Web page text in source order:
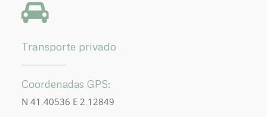
Transporte privado
Coordenadas GPS:
N 41.40536 E 2.12849